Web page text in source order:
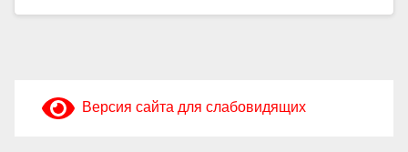
Версия сайта для слабовидящих